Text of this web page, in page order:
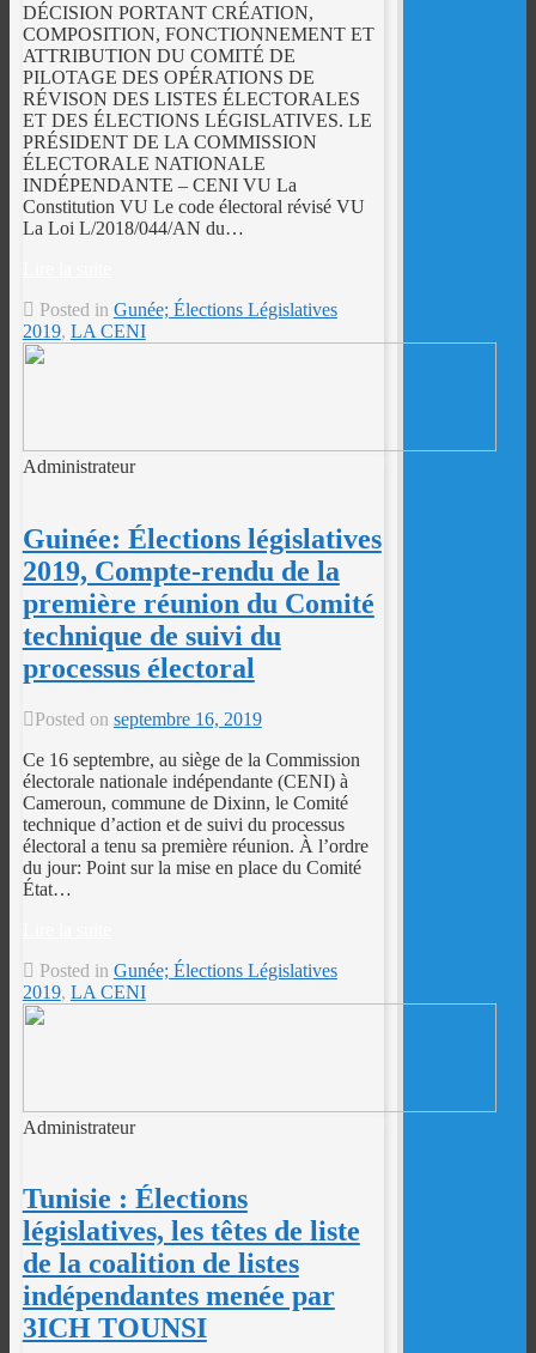
DÉCISION PORTANT CRÉATION,
COMPOSITION, FONCTIONNEMENT ET
ATTRIBUTION DU COMITÉ DE
PILOTAGE DES OPÉRATIONS DE
RÉVISON DES LISTES ÉLECTORALES
ET DES ÉLECTIONS LÉGISLATIVES. LE
PRÉSIDENT DE LA COMMISSION
ÉLECTORALE NATIONALE
INDÉPENDANTE – CENI VU La
Constitution VU Le code électoral révisé VU
La Loi L/2018/044/AN du…
Posted in Gunée; Élections Législatives
2019, LA CENI
Administrateur
Guinée: Élections législatives
2019, Compte-rendu de la
première réunion du Comité
technique de suivi du
processus électoral
Posted on septembre 16, 2019
Ce 16 septembre, au siège de la Commission
électorale nationale indépendante (CENI) à
Cameroun, commune de Dixinn, le Comité
technique d’action et de suivi du processus
électoral a tenu sa première réunion. À l’ordre
du jour: Point sur la mise en place du Comité
État…
Posted in Gunée; Élections Législatives
2019, LA CENI
Administrateur
Tunisie : Élections
législatives, les têtes de liste
de la coalition de listes
indépendantes menée par
3ICH TOUNSI